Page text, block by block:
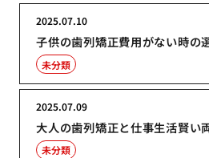
子供の歯列矯正費用がない時の
2025.07.10
未分類
大人の歯列矯正と仕事生活賢い
2025.07.09
未分類